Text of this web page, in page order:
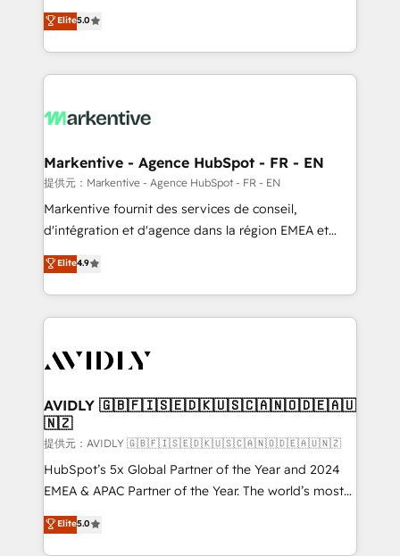
expertise. - A team of 250+ experts dedicated to
your resilient growth.
companies activate HubSpot’s AI-powered
customer platform and operationalize HubSpot’s
Loop Marketing framework through expert-led
services, smart agents, and purpose-built apps,
results, fast. ⚙️CRM & RevOps: Align all Hubs to your
🎯Demand Gen & ABM: Drive pipeline with inbound,
ABM, AEO, SEO, & paid media. 👩‍💻Web Design:
Build high-performing websites with UX, messaging,
& conversion strategy that drive results. 🤖AI
AI, & maximize AEO with tailored AI services. 🧩
Integrations: Extend HubSpot with custom
Elite5.0
Markentive - Agence HubSpot - FR - EN
提供元：Markentive - Agence HubSpot - FR - EN
Markentive fournit des services de conseil,
d'intégration et d'agence dans la région EMEA et
North America. Avec plus de 115 experts en
marketing automation, Growth, Revops, CRM et
webdesign. Markentive is both a consulting firm, a
digital agency and an integrator. With over 115
CRM and webdesign (We focus on EMEA - USA
Elite4.9
AVIDLY 🇬🇧🇫🇮🇸🇪🇩🇰🇺🇸🇨🇦🇳🇴🇩🇪🇦🇺
🇳🇿
提供元：AVIDLY 🇬🇧🇫🇮🇸🇪🇩🇰🇺🇸🇨🇦🇳🇴🇩🇪🇦🇺🇳🇿
HubSpot’s 5x Global Partner of the Year and 2024
EMEA & APAC Partner of the Year. The world’s most
experienced and fully accredited HubSpot Solutions
Partner. 🚀 With 2,750+ HubSpot projects delivered
Elite5.0